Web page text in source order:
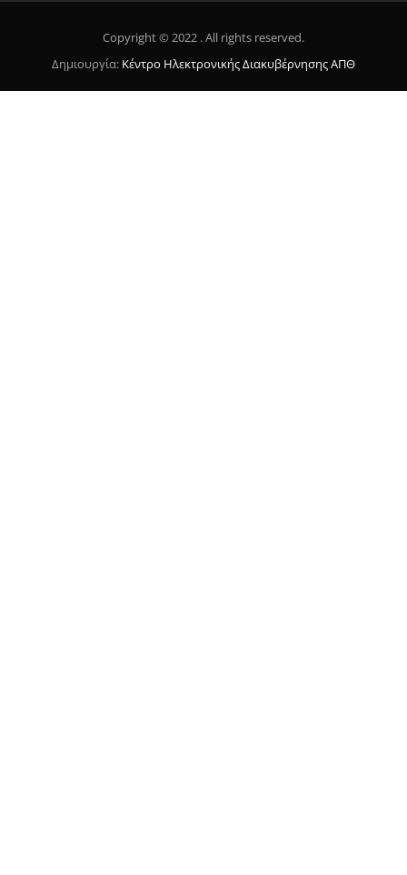
Copyright © 2022 . All rights reserved.
Δημιουργία: Κέντρο Ηλεκτρονικής Διακυβέρνησης ΑΠΘ